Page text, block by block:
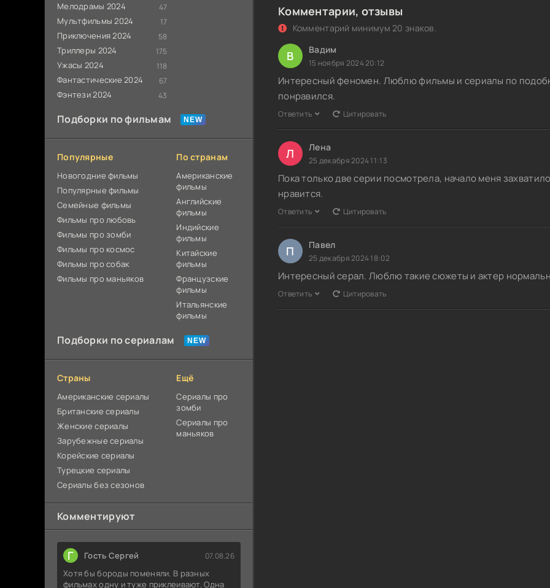
Мелодрамы 2024 47
Мультфильмы 2024 17
Приключения 2024 58
Триллеры 2024 175
Ужасы 2024 118
Фантастические 2024 67
Фэнтези 2024 43
Подборки по фильмам
Популярные
Новогодние фильмы
Популярные фильмы
Cемейные фильмы
Фильмы про любовь
Фильмы про зомби
Фильмы про космос
Фильмы про собак
Фильмы про маньяков
По странам
Американские
фильмы
Английские
фильмы
Индийские
фильмы
Китайские
фильмы
Французские
фильмы
Итальянские
фильмы
Подборки по сериалам
Страны
Американские сериалы
Британские сериалы
Женские сериалы
Зарубежные сериалы
Корейские сериалы
Турецкие сериалы
Сериалы без сезонов
Ещё
Сериалы про
зомби
Сериалы про
маньяков
Комментируют
Г Гость Сергей 07.08.26
Хотя бы бороды поменяли. В разных
фильмах одну и туже приклеивают. Одна
Комментарии, отзывы
Комментарий минимум 20 знаков.
В Вадим
15 ноября 2024 20:12
Интересный феномен. Люблю фильмы и сериалы по
понравился.
Ответить Цитировать
Л Лена
25 декабря 2024 11:13
Пока только две серии посмотрела, начало меня
нравится.
Ответить Цитировать
П Павел
25 декабря 2024 18:02
Интересный серал. Люблю такие сюжеты и актер
Ответить Цитировать